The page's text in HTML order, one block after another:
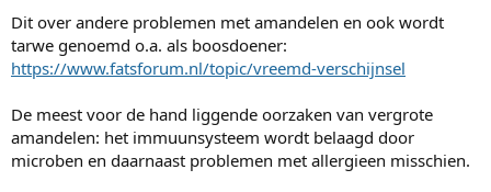
Dit over andere problemen met amandelen en ook wordt
tarwe genoemd o.a. als boosdoener:
https://www.fatsforum.nl/topic/vreemd-verschijnsel
De meest voor de hand liggende oorzaken van vergrote
amandelen: het immuunsysteem wordt belaagd door
microben en daarnaast problemen met allergieen misschien.